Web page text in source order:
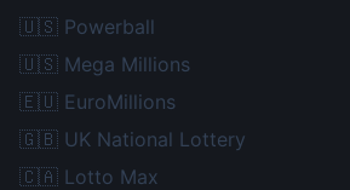
🇺🇸 Powerball
🇺🇸 Mega Millions
🇪🇺 EuroMillions
🇬🇧 UK National Lottery
🇨🇦 Lotto Max